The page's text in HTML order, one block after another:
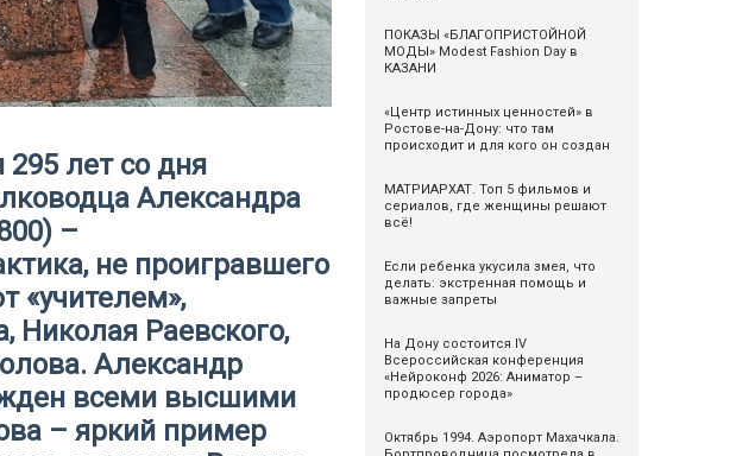
295 лет со дня
Александра
–
не проигравшего
«учителем»,
Николая Раевского,
Александр
всеми высшими
– яркий пример
ПОКАЗЫ «БЛАГОПРИСТОЙНОЙ
МОДЫ» Modest Fashion Day в
КАЗАНИ
«Центр истинных ценностей» в
Ростове-на-Дону: что там
происходит и для кого он создан
МАТРИАРХАТ. Топ 5 фильмов и
сериалов, где женщины решают
всё!
Если ребенка укусила змея, что
делать: экстренная помощь и
важные запреты
На Дону состоится IV
Всероссийская конференция
«Нейроконф 2026: Аниматор –
продюсер города»
Октябрь 1994. Аэропорт Махачкала.